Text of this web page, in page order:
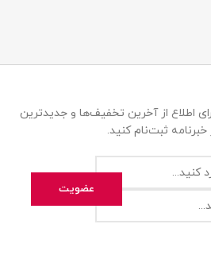
اطلاع از آخرین تخفیف‌ها و جدیدترین
خبرنامه ثبت‌نام کنید.